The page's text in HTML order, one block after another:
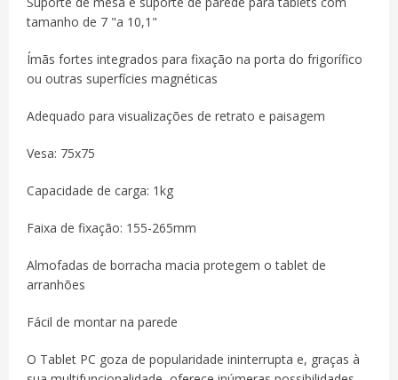
tamanho de 7 "a 10,1"
Ímãs fortes integrados para fixação na porta do frigorífico
ou outras superfícies magnéticas
Adequado para visualizações de retrato e paisagem
Vesa: 75x75
Capacidade de carga: 1kg
Faixa de fixação: 155-265mm
Almofadas de borracha macia protegem o tablet de
arranhões
Fácil de montar na parede
O Tablet PC goza de popularidade ininterrupta e, graças à